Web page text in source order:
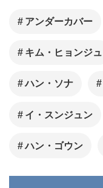
アンダーカバー
キム・ヒョンジュ
ハン・ソナ
イ・スンジュン
ハン・ゴウン